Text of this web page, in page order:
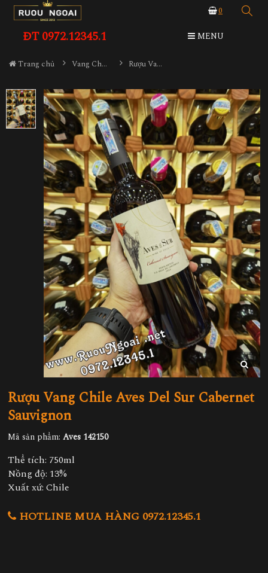
0
ĐT 0972.12345.1 MENU
Trang chủ Vang Chile Rượu Vang Chile Aves Del Sur Cabernet Sauvignon
Rượu Vang Chile Aves Del Sur Cabernet
Sauvignon
Mã sản phẩm: Aves 142150
Thể tích: 750ml
Nồng độ: 13%
Xuất xứ: Chile
HOTLINE MUA HÀNG 0972.12345.1